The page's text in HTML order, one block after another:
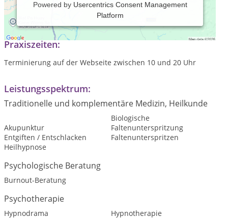
Powered by Usercentrics Consent Management
Platform
Hypnose
Praxiszeiten:
Terminierung auf der Webseite zwischen 10 und 20 Uhr
Leistungsspektrum:
Traditionelle und komplementäre Medizin, Heilkunde
Akupunktur
Biologische
Faltenunterspritzung
Entgiften / Entschlacken
Faltenunterspritzen
Heilhypnose
Psychologische Beratung
Burnout-Beratung
Psychotherapie
Hypnodrama
Hypnotherapie